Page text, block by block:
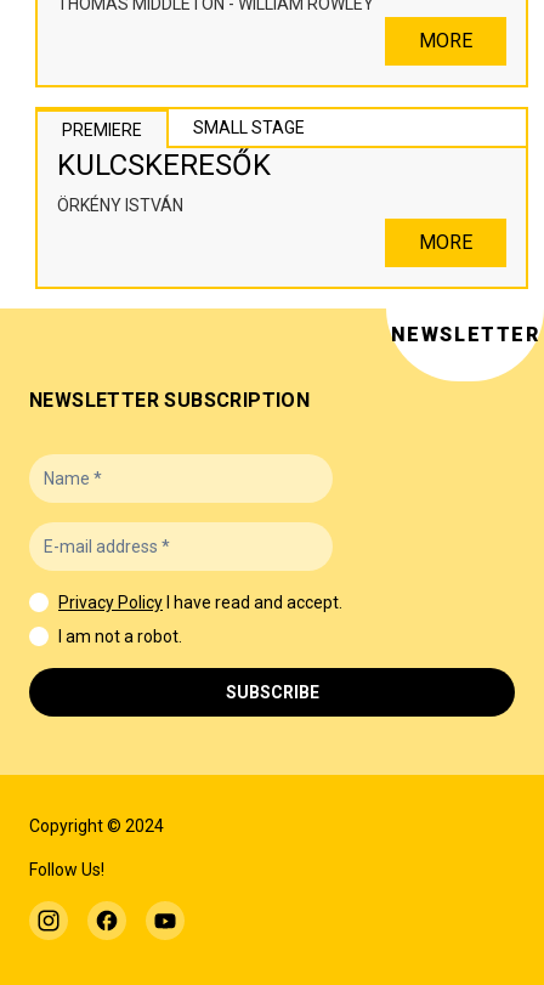
THOMAS MIDDLETON - WILLIAM ROWLEY
MORE
PREMIERE SMALL STAGE
KULCSKERESŐK
ÖRKÉNY ISTVÁN
MORE
Copyright © 2024
Follow Us!
NEWSLETTER
NEWSLETTER SUBSCRIPTION
Privacy Policy
I have read and accept.
I am not a robot.
SUBSCRIBE